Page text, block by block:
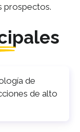
prospectos.
de
de alto